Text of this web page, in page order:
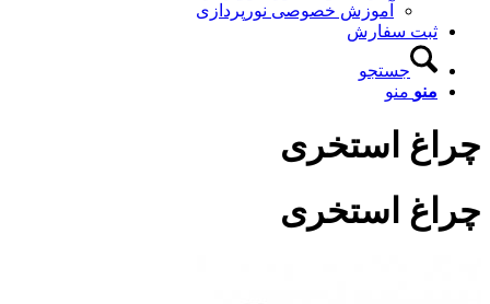
آموزش خصوصی نورپردازی
ثبت سفارش
جستجو
منو منو
چراغ استخری
چراغ استخری